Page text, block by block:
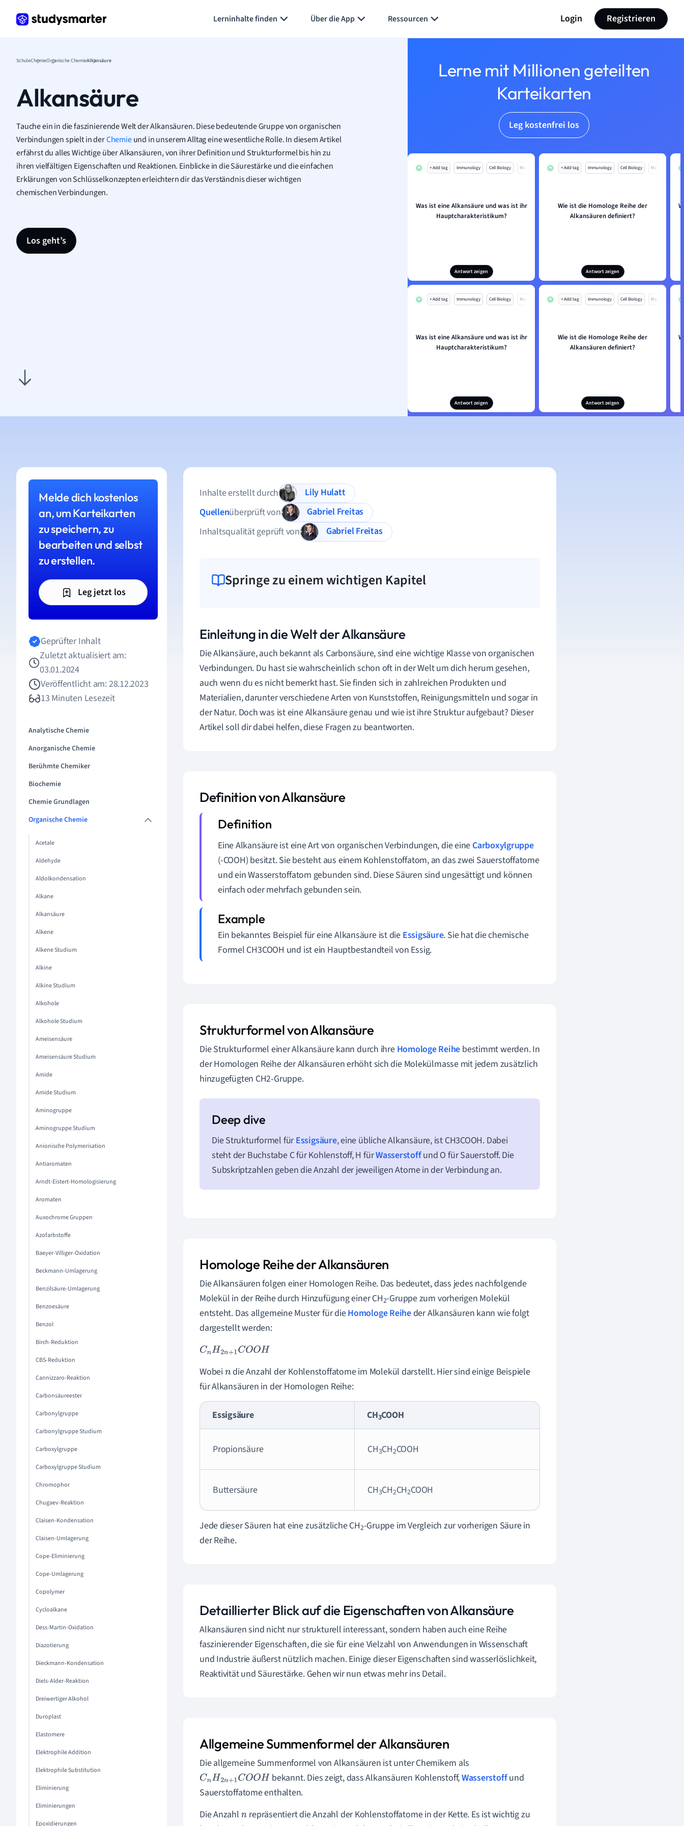
Lerninhalte finden Über die App Ressourcen Login Registrieren
SchuleChemieOrganische ChemieAlkansäure
Alkansäure
Tauche ein in die faszinierende Welt der Alkansäuren. Diese bedeutende Gruppe von organischen
Verbindungen spielt in derChemieund in unserem Alltag eine wesentliche Rolle. In diesem Artikel
erfährst du alles Wichtige über Alkansäuren, von ihrer Definition und Strukturformel bis hin zu
ihren vielfältigen Eigenschaften und Reaktionen. Einblicke in die Säurestärke und die einfachen
Erklärungen von Schlüsselkonzepten erleichtern dir das Verständnis dieser wichtigen
chemischen Verbindungen.
Los geht’s
Lerne mit Millionen geteilten
Karteikarten
Leg kostenfrei los
+ Add tag Immunology Cell Biology Mo
Was ist eine Alkansäure und was ist ihr
Hauptcharakteristikum?
Antwort zeigen
+ Add tag Immunology Cell Biology Mo
Wie ist die Homologe Reihe der
Alkansäuren definiert?
Antwort zeigen
+ Add tag Immunology Cell Biology Mo
Was ist eine Alkansäure und was ist ihr
Hauptcharakteristikum?
Antwort zeigen
+ Add tag Immunology Cell Biology Mo
Wie ist die Homologe Reihe der
Alkansäuren definiert?
Antwort zeigen
Melde dich kostenlos
an, um Karteikarten
zu speichern, zu
bearbeiten und selbst
zu erstellen.
Leg jetzt los
Geprüfter Inhalt
Zuletzt aktualisiert am:
03.01.2024
Veröffentlicht am: 28.12.2023
13 Minuten Lesezeit
Analytische Chemie
Anorganische Chemie
Berühmte Chemiker
Biochemie
Chemie Grundlagen
Organische Chemie
Acetale
Aldehyde
Aldolkondensation
Alkane
Alkansäure
Alkene
Alkene Studium
Alkine
Alkine Studium
Alkohole
Alkohole Studium
Ameisensäure
Ameisensäure Studium
Amide
Amide Studium
Aminogruppe
Aminogruppe Studium
Anionische Polymerisation
Antiaromaten
Arndt-Eistert-Homologisierung
Aromaten
Auxochrome Gruppen
Azofarbstoffe
Baeyer-Villiger-Oxidation
Beckmann-Umlagerung
Benzilsäure-Umlagerung
Benzoesäure
Benzol
Birch-Reduktion
CBS-Reduktion
Cannizzaro-Reaktion
Carbonsäureester
Carbonylgruppe
Carbonylgruppe Studium
Carboxylgruppe
Carboxylgruppe Studium
Chromophor
Chugaev-Reaktion
Claisen-Kondensation
Claisen-Umlagerung
Cope-Eliminierung
Cope-Umlagerung
Copolymer
Cycloalkane
Dess-Martin-Oxidation
Diazotierung
Dieckmann-Kondensation
Diels-Alder-Reaktion
Dreiwertiger Alkohol
Duroplast
Elastomere
Elektrophile Addition
Elektrophile Substitution
Eliminierung
Eliminierungen
Epoxidierungen
Inhalte erstellt durch
Lily Hulatt
Quellenüberprüft von
Gabriel Freitas
Inhaltsqualität geprüft von
Gabriel Freitas
Springe zu einem wichtigen Kapitel
Einleitung in die Welt der Alkansäure
Die Alkansäure, auch bekannt als Carbonsäure, sind eine wichtige Klasse von organischen
Verbindungen. Du hast sie wahrscheinlich schon oft in der Welt um dich herum gesehen,
auch wenn du es nicht bemerkt hast. Sie finden sich in zahlreichen Produkten und
Materialien, darunter verschiedene Arten von Kunststoffen, Reinigungsmitteln und sogar in
der Natur. Doch was ist eine Alkansäure genau und wie ist ihre Struktur aufgebaut? Dieser
Artikel soll dir dabei helfen, diese Fragen zu beantworten.
Definition von Alkansäure
Eine Alkansäure ist eine Art von organischen Verbindungen, die eine Carboxylgruppe
(-COOH) besitzt. Sie besteht aus einem Kohlenstoffatom, an das zwei Sauerstoffatome
und ein Wasserstoffatom gebunden sind. Diese Säuren sind ungesättigt und können
einfach oder mehrfach gebunden sein.
Ein bekanntes Beispiel für eine Alkansäure ist die Essigsäure. Sie hat die chemische
Formel CH3COOH und ist ein Hauptbestandteil von Essig.
Strukturformel von Alkansäure
Die Strukturformel einer Alkansäure kann durch ihre Homologe Reihe bestimmt werden. In
der Homologen Reihe der Alkansäuren erhöht sich die Molekülmasse mit jedem zusätzlich
hinzugefügten CH2-Gruppe.
Die Strukturformel fürEssigsäure, eine übliche Alkansäure, ist CH3COOH. Dabei
steht der Buchstabe C für Kohlenstoff, H fürWasserstoffund O für Sauerstoff. Die
Subskriptzahlen geben die Anzahl der jeweiligen Atome in der Verbindung an.
Homologe Reihe der Alkansäuren
Die Alkansäuren folgen einer Homologen Reihe. Das bedeutet, dass jedes nachfolgende
Molekül in der Reihe durch Hinzufügung einer CH2-Gruppe zum vorherigen Molekül
entsteht. Das allgemeine Muster für dieHomologe Reiheder Alkansäuren kann wie folgt
dargestellt werden:
CnH2n+1COOH
Wobeindie Anzahl der Kohlenstoffatome im Molekül darstellt. Hier sind einige Beispiele
für Alkansäuren in der Homologen Reihe:
Essigsäure CH3COOH
Propionsäure CH3CH2COOH
Buttersäure CH3CH2CH2COOH
Jede dieser Säuren hat eine zusätzliche CH2-Gruppe im Vergleich zur vorherigen Säure in
der Reihe.
Detaillierter Blick auf die Eigenschaften von Alkansäure
Alkansäuren sind nicht nur strukturell interessant, sondern haben auch eine Reihe
faszinierender Eigenschaften, die sie für eine Vielzahl von Anwendungen in Wissenschaft
und Industrie äußerst nützlich machen. Einige dieser Eigenschaften sind wasserlöslichkeit,
Reaktivität und Säurestärke. Gehen wir nun etwas mehr ins Detail.
Allgemeine Summenformel der Alkansäuren
Die allgemeine Summenformel von Alkansäuren ist unter Chemikern als
CnH2n+1COOH bekannt. Dies zeigt, dass Alkansäuren Kohlenstoff,Wasserstoffund
Sauerstoffatome enthalten.
Die Anzahl n repräsentiert die Anzahl der Kohlenstoffatome in der Kette. Es ist wichtig zu